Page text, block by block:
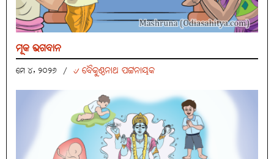
ମୂକ ଭଗବାନ
ମେ ୪, ୨୦୨୬ / ୰ ବୈକୁଣ୍ଠନାଥ ପଟ୍ଟନାୟକ